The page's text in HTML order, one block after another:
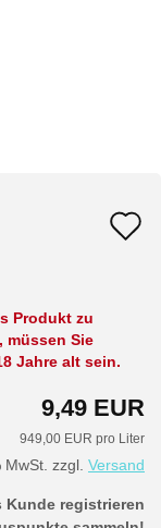
Produkt zu
müssen Sie
Jahre alt sein.
9,49 EUR
949,00 EUR pro Liter
MwSt. zzgl. Versand
Kunde registrieren